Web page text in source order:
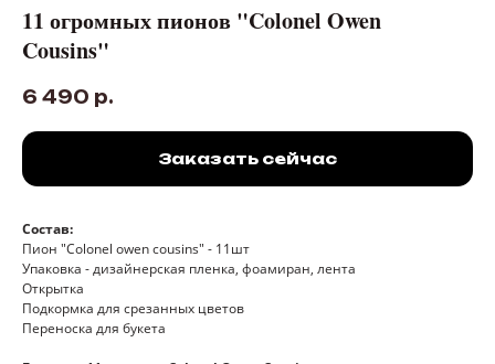
11 огромных пионов "Colonel Owen
Cousins"
6 490 р.
Заказать сейчас
Состав:
Пион "Colonel owen cousins" - 11шт
Упаковка - дизайнерская пленка, фоамиран, лента
Открытка
Подкормка для срезанных цветов
Переноска для букета